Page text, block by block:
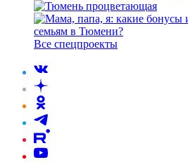
Все спецпроекты